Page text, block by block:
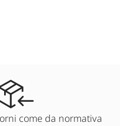
come da normativa